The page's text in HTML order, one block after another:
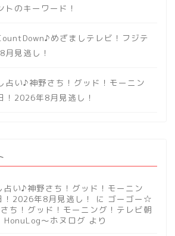
トのキーワード！
めざましテレビ！フジテ
月見逃し！
い♪神野さち！グッド！モーニン
！2026年8月見逃し！
い♪神野さち！グッド！モーニン
2026年8月見逃し！
に ゴーゴー☆
ち！グッド！モーニング！テレビ朝
HonuLog～ホヌログ より